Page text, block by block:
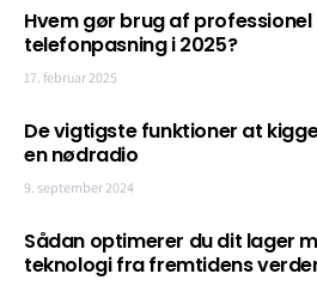
Hvem gør brug af professionel
telefonpasning i 2025?
17. februar 2025
De vigtigste funktioner at
en nødradio
9. september 2024
Sådan optimerer du dit lager
teknologi fra fremtidens